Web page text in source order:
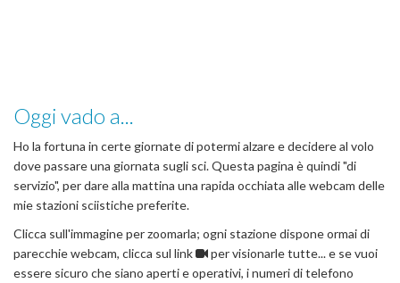
Oggi vado a...
Ho la fortuna in certe giornate di potermi alzare e decidere al volo
dove passare una giornata sugli sci. Questa pagina è quindi "di
servizio", per dare alla mattina una rapida occhiata alle webcam delle
mie stazioni sciistiche preferite.
Clicca sull'immagine per zoomarla; ogni stazione dispone ormai di
parecchie webcam, clicca sul link
per visionarle tutte... e se vuoi
essere sicuro che siano aperti e operativi, i numeri di telefono